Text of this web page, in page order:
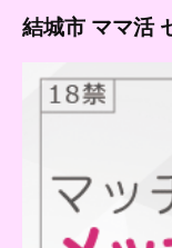
結城市 ママ活